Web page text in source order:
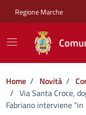
Regione Marche
Home / Novità /
/ Via Santa Croce,
Fabriano interviene “in